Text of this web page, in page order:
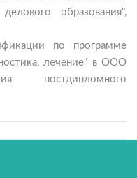
образования",
по программе
лечение" в ООО
постдипломного